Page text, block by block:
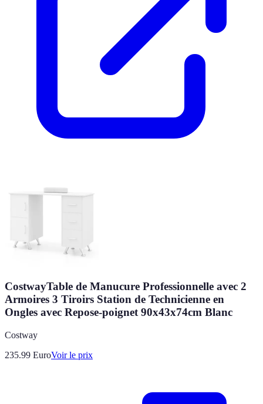
CostwayTable de Manucure Professionnelle avec 2
Armoires 3 Tiroirs Station de Technicienne en
Ongles avec Repose-poignet 90x43x74cm Blanc
Costway
235.99 EuroVoir le prix